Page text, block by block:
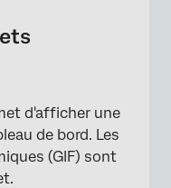
d'afficher une
de bord. Les
(GIF) sont